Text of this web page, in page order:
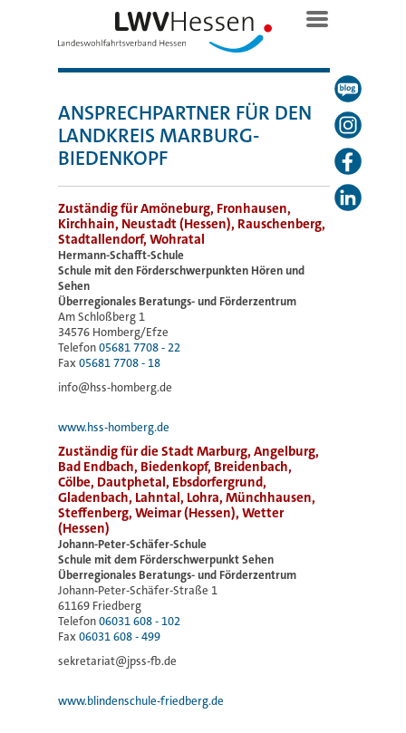
ANSPRECHPARTNER FÜR DEN
LANDKREIS MARBURG-
BIEDENKOPF
Zuständig für Amöneburg, Fronhausen,
Kirchhain, Neustadt (Hessen), Rauschenberg,
Stadtallendorf, Wohratal
Hermann-Schafft-Schule
Schule mit den Förderschwerpunkten Hören und
Sehen
Überregionales Beratungs- und Förderzentrum
Am Schloßberg 1
34576 Homberg/Efze
Telefon05681 7708 - 22
Fax05681 7708 - 18
info@hss-homberg.de
www.hss-homberg.de
Zuständig für die Stadt Marburg, Angelburg,
Bad Endbach, Biedenkopf, Breidenbach,
Cölbe, Dautphetal, Ebsdorfergrund,
Gladenbach, Lahntal, Lohra, Münchhausen,
Steffenberg, Weimar (Hessen), Wetter
(Hessen)
Johann-Peter-Schäfer-Schule
Schule mit dem Förderschwerpunkt Sehen
Überregionales Beratungs- und Förderzentrum
Johann-Peter-Schäfer-Straße 1
61169 Friedberg
Telefon06031 608 - 102
Fax06031 608 - 499
sekretariat@jpss-fb.de
www.blindenschule-friedberg.de